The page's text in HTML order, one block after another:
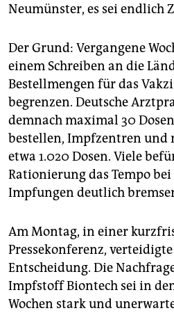
Neumünster, es sei endlich
Der Grund: Vergangene
einem Schreiben an die
Bestellmengen für das
begrenzen. Deutsche
demnach maximal 30
bestellen, Impfzentren und
etwa 1.020 Dosen. Viele
Rationierung das Tempo bei
Impfungen deutlich
Am Montag, in einer
Pressekonferenz,
Entscheidung. Die
Impfstoff Bion­tech sei in
Wochen stark und